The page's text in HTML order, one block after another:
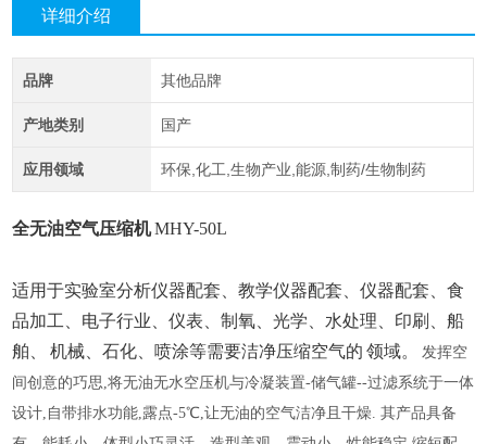
详细介绍
品牌 其他品牌
产地类别 国产
应用领域 环保,化工,生物产业,能源,制药/生物制药
全无油空气压缩机MHY-50L
适用于实验室分析仪器配套、教学仪器配套、仪器配套、食
品加工、电子行业、仪表、制氧、光学、水处理、印刷、船
舶、
机械、石化、喷涂等需要洁净压缩空气的 领域。
发挥空
间创意的巧思,将无油无水空压机与冷凝装置-储气罐--过滤系统于一体
设计,自带排水功能,露点-5℃,让无油的空气洁净且干燥. 其产品具备